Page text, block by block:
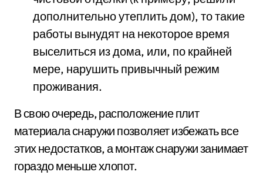
дополнительно утеплить дом), то такие
работы вынудят на некоторое время
выселиться из дома, или, по крайней
мере, нарушить привычный режим
проживания.
В свою очередь, расположение плит
материала снаружи позволяет избежать все
этих недостатков, а монтаж снаружи занимает
гораздо меньше хлопот.